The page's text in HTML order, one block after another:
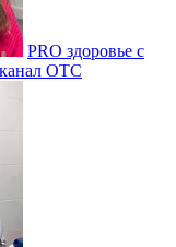
PRO здоровье с
ОТС